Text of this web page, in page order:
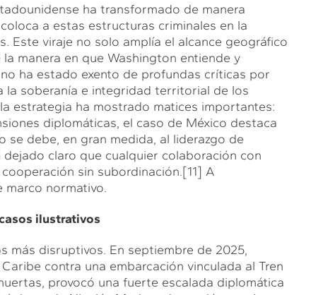
ha transformado de manera
a estas estructuras criminales en la
Este viraje no solo amplía el alcance geográfico
manera en que Washington entiende y
ha estado exento de profundas críticas por
la soberanía e integridad territorial de los
estrategia ha mostrado matices importantes:
diplomáticas, el caso de México destaca
debe, en gran medida, al liderazgo de
claro que cualquier colaboración con
sin subordinación.[11] A
marco normativo.
ilustrativos
más disruptivos. En septiembre de 2025,
contra una embarcación vinculada al Tren
provocó una fuerte escalada diplomática